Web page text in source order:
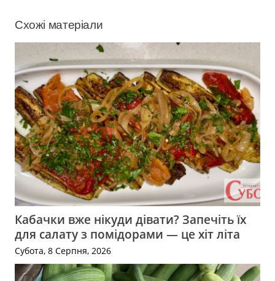
Схожі матеріали
Кабачки вже нікуди дівати? Запечіть їх
для салату з помідорами — це хіт літа
Субота, 8 Серпня, 2026